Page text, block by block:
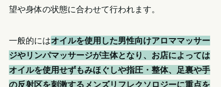
望や身体の状態に合わせて行われます。
一般的にはオイルを使用した男性向けアロママッサー
ジやリンパマッサージが主体となり、お店によっては
オイルを使用せずもみほぐしや指圧・整体、足裏や手
の反射区を刺激するメンズリフレクソロジーに重点を